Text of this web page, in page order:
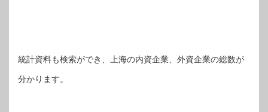
統計資料も検索ができ、上海の内資企業、外資企業の総数が
分かります。